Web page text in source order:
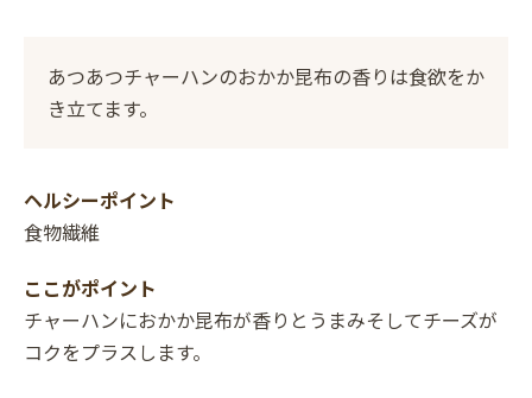
あつあつチャーハンのおかか昆布の香りは食欲をか
き立てます。
ヘルシーポイント
食物繊維
ここがポイント
チャーハンにおかか昆布が香りとうまみそしてチーズが
コクをプラスします。